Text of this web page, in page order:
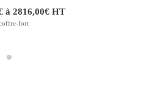
à 2816,00€ HT
fort